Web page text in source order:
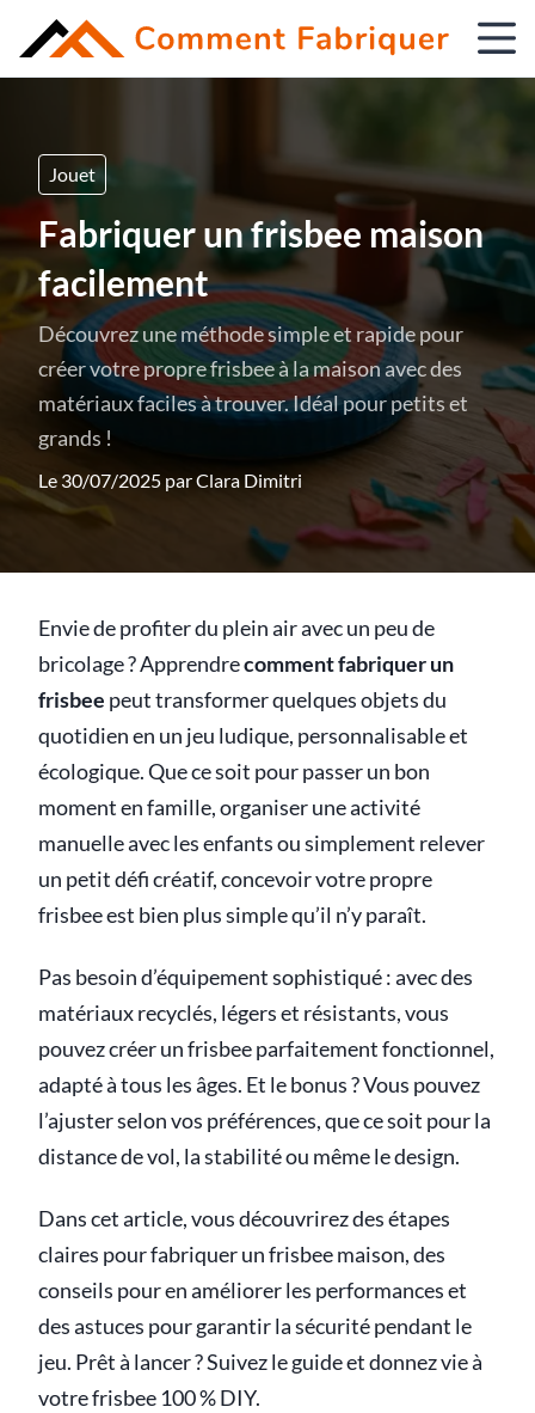
Jouet
Fabriquer un frisbee maison
facilement
Découvrez une méthode simple et rapide pour
créer votre propre frisbee à la maison avec des
matériaux faciles à trouver. Idéal pour petits et
grands !
Le 30/07/2025 parClara Dimitri
Envie de profiter du plein air avec un peu de
bricolage ? Apprendrecomment fabriquer un
frisbee peut transformer quelques objets du
quotidien en un jeu ludique, personnalisable et
écologique. Que ce soit pour passer un bon
moment en famille, organiser une activité
manuelle avec les enfants ou simplement relever
un petit défi créatif, concevoir votre propre
frisbee est bien plus simple qu’il n’y paraît.
Pas besoin d’équipement sophistiqué : avec des
matériaux recyclés, légers et résistants, vous
pouvez créer un frisbee parfaitement fonctionnel,
adapté à tous les âges. Et le bonus ? Vous pouvez
l’ajuster selon vos préférences, que ce soit pour la
distance de vol, la stabilité ou même le design.
Dans cet article, vous découvrirez des étapes
claires pour fabriquer un frisbee maison, des
conseils pour en améliorer les performances et
des astuces pour garantir la sécurité pendant le
jeu. Prêt à lancer ? Suivez le guide et donnez vie à
votre frisbee 100 % DIY.